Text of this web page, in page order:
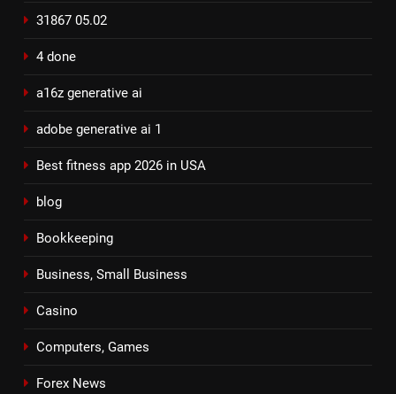
31867 05.02
4 done
a16z generative ai
adobe generative ai 1
Best fitness app 2026 in USA
blog
Bookkeeping
Business, Small Business
Casino
Computers, Games
Forex News